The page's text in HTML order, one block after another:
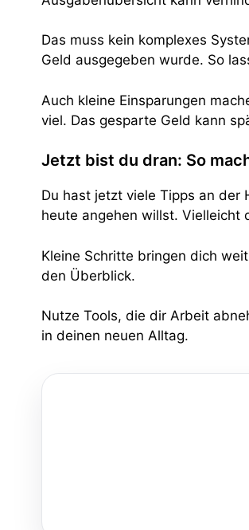
Das muss kein komplexes
Geld ausgegeben wurde. So
Auch kleine Einsparungen
viel. Das gesparte Geld kann
Jetzt bist du dran: So
Du hast jetzt viele Tipps an der
heute angehen willst. Vielleicht
Kleine Schritte bringen dich
den Überblick.
Nutze Tools, die dir Arbeit
in deinen neuen Alltag.